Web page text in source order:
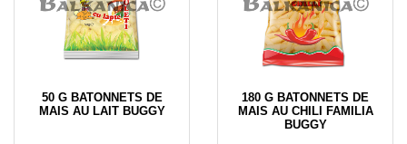
50 G BATONNETS DE
MAIS AU LAIT BUGGY
180 G BATONNETS DE
MAIS AU CHILI FAMILIA
BUGGY